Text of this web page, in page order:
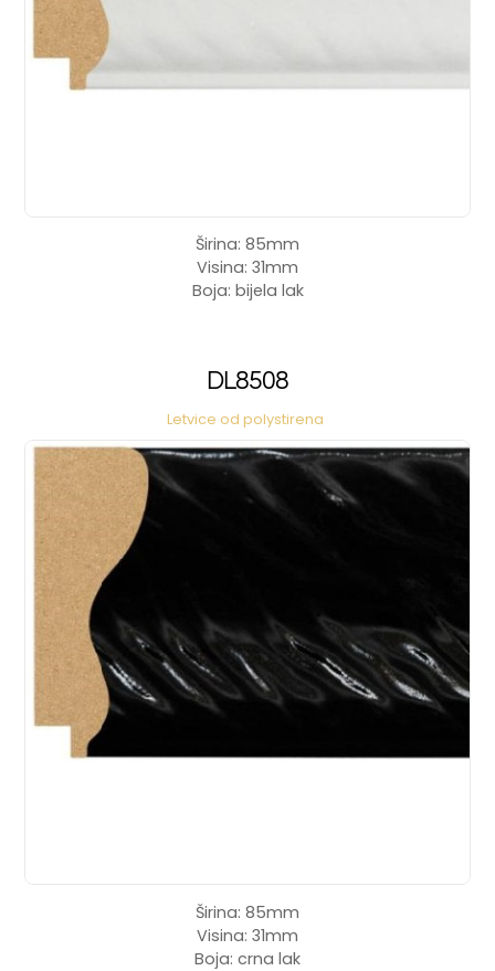
Širina: 85mm
Visina: 31mm
Boja: bijela lak
DL8508
Letvice od polystirena
Širina: 85mm
Visina: 31mm
Boja: crna lak